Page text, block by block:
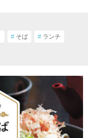
# そば # ランチ